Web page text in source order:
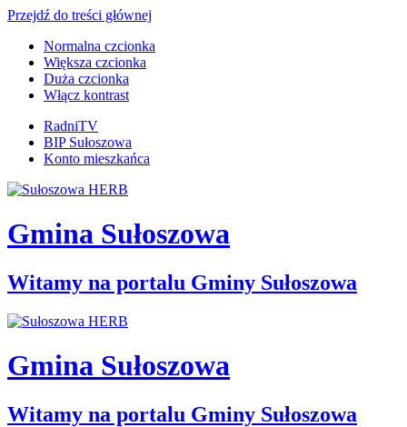
Przejdź do treści głównej
Normalna czcionka
Większa czcionka
Duża czcionka
Włącz kontrast
RadniTV
BIP Sułoszowa
Konto mieszkańca
Gmina Sułoszowa
Witamy na portalu Gminy Sułoszowa
Gmina Sułoszowa
Witamy na portalu Gminy Sułoszowa